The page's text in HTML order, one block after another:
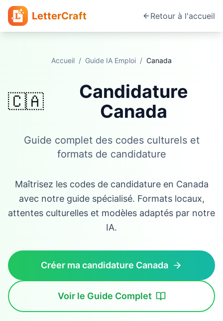
LetterCraft Retour à l'accueil
Accueil / Guide IA Emploi / Canada
🇨🇦
Candidature
Canada
Guide complet des codes culturels et
formats de candidature
Maîtrisez les codes de candidature en Canada
avec notre guide spécialisé. Formats locaux,
attentes culturelles et modèles adaptés par notre
IA.
Créer ma candidature Canada
Voir le Guide Complet